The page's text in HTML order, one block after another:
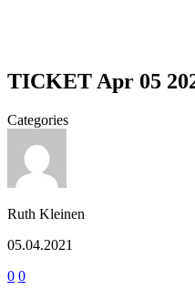
TICKET Apr 05
Categories
Ruth Kleinen
05.04.2021
0 0